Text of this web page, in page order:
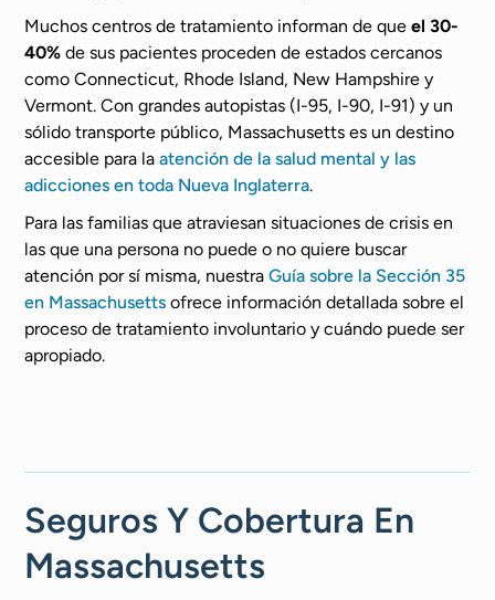
Muchos centros de tratamiento informan de queel 30-
40% de sus pacientes proceden de estados cercanos
como Connecticut, Rhode Island, New Hampshire y
Vermont. Con grandes autopistas (I-95, I-90, I-91) y un
sólido transporte público, Massachusetts es un destino
accesible para laatención de la salud mental y las
adicciones en toda Nueva Inglaterra.
Para las familias que atraviesan situaciones de crisis en
las que una persona no puede o no quiere buscar
atención por sí misma, nuestraGuía sobre la Sección 35
en Massachusetts ofrece información detallada sobre el
proceso de tratamiento involuntario y cuándo puede ser
apropiado.
Seguros Y Cobertura En
Massachusetts